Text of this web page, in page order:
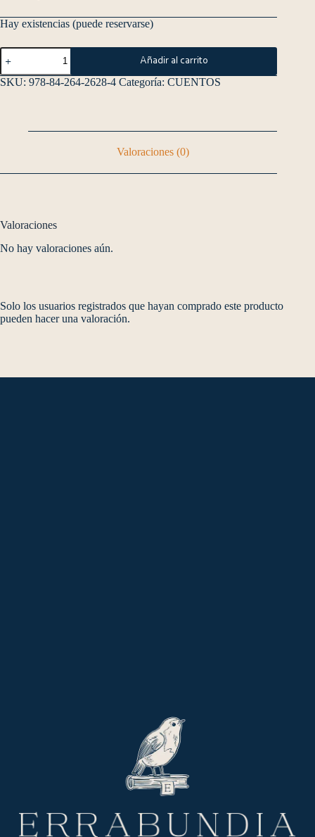
Hay existencias (puede reservarse)
Añadir al carrito
SKU: 978-84-264-2628-4 Categoría: CUENTOS
Valoraciones (0)
Valoraciones
No hay valoraciones aún.
Solo los usuarios registrados que hayan comprado este producto
pueden hacer una valoración.